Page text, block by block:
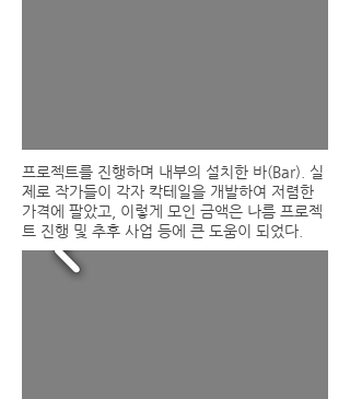
​프로젝트를 진행하며 내부의 설치한 바(Bar). 실
제로 작가들이 각자 칵테일을 개발하여 저렴한
가격에 팔았고, 이렇게 모인 금액은 나름 프로젝
트 진행 및 추후 사업 등에 큰 도움이 되었다.